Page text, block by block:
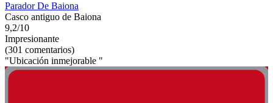
Parador De Baiona
Casco antiguo de Baiona
9,2/10
Impresionante
(301 comentarios)
"Ubicación inmejorable "